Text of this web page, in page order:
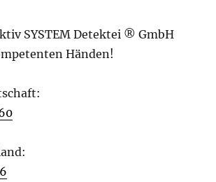
SYSTEM Detektei ® GmbH
Händen!